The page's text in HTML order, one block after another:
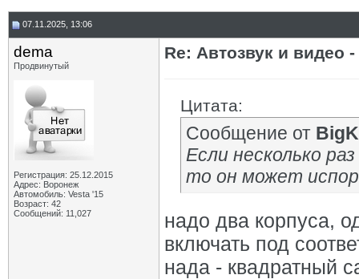
07.11.2025, 13:06
dema
Продвинутый
Регистрация: 25.12.2015
Адрес: Воронеж
Автомобиль: Vesta '15
Возраст: 42
Сообщений: 11,027
Re: Автозвук и видео -
Цитата:
Сообщение от
Если несколько
то он может
надо два корпуса,
включать под
нада - квадратный